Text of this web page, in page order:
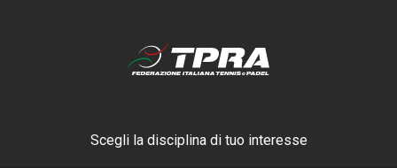
Scegli la disciplina di tuo interesse